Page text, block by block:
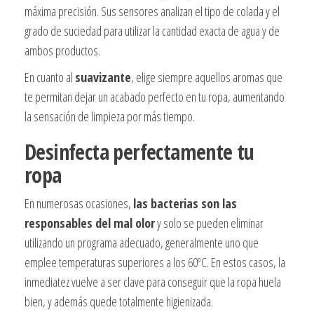
máxima precisión. Sus sensores analizan el tipo de colada y el
grado de suciedad para utilizar la cantidad exacta de agua y de
ambos productos.
En cuanto al suavizante, elige siempre aquellos aromas que
te permitan dejar un acabado perfecto en tu ropa, aumentando
la sensación de limpieza por más tiempo.
Desinfecta perfectamente tu
ropa
En numerosas ocasiones, las bacterias son las
responsables del mal olory solo se pueden eliminar
utilizando un programa adecuado, generalmente uno que
emplee temperaturas superiores a los 60ºC. En estos casos, la
inmediatez vuelve a ser clave para conseguir que la ropa huela
bien, y además quede totalmente higienizada.